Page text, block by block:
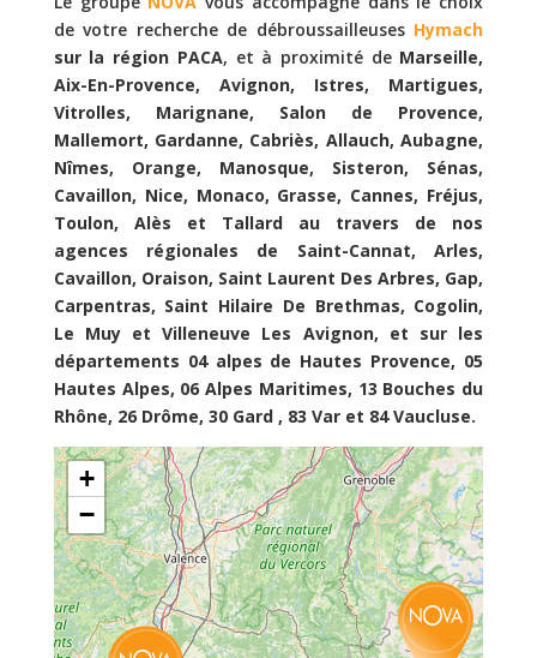
de votre recherche de débroussailleuses Hymach
sur la région PACA, et à proximité de Marseille,
Aix-En-Provence, Avignon, Istres, Martigues,
Vitrolles, Marignane, Salon de Provence,
Mallemort, Gardanne, Cabriès, Allauch, Aubagne,
Nîmes, Orange, Manosque, Sisteron, Sénas,
Cavaillon, Nice, Monaco, Grasse, Cannes, Fréjus,
Toulon, Alès et Tallard au travers de nos
agences régionales de Saint-Cannat, Arles,
Cavaillon, Oraison, Saint Laurent Des Arbres, Gap,
Carpentras, Saint Hilaire De Brethmas, Cogolin,
Le Muy et Villeneuve Les Avignon, et sur les
départements 04 alpes de Hautes Provence, 05
Hautes Alpes, 06 Alpes Maritimes, 13 Bouches du
Rhône, 26 Drôme, 30 Gard , 83 Var et 84 Vaucluse.
+
−